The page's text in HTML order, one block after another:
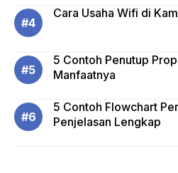
Cara Usaha Wifi di
5 Contoh Penutup
Manfaatnya
5 Contoh Flowchart
Penjelasan Lengkap